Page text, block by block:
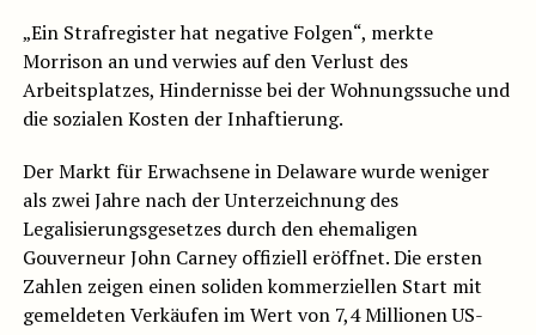
„Ein Strafregister hat negative Folgen“, merkte
Morrison an und verwies auf den Verlust des
Arbeitsplatzes, Hindernisse bei der Wohnungssuche und
die sozialen Kosten der Inhaftierung.
Der Markt für Erwachsene in Delaware wurde weniger
als zwei Jahre nach der Unterzeichnung des
Legalisierungsgesetzes durch den ehemaligen
Gouverneur John Carney offiziell eröffnet. Die ersten
Zahlen zeigen einen soliden kommerziellen Start mit
gemeldeten Verkäufen im Wert von 7,4 Millionen US-